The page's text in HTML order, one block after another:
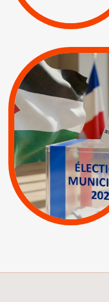
| Pétitions
MUNICIPALES 2026 :
JE VOTE POUR LE
RESPECT DU DROIT
INTERNATIONAL EN
PALESTINE
APPELS | Actus |
Espaces Sans
Apartheid
| Lettres d'interpellation